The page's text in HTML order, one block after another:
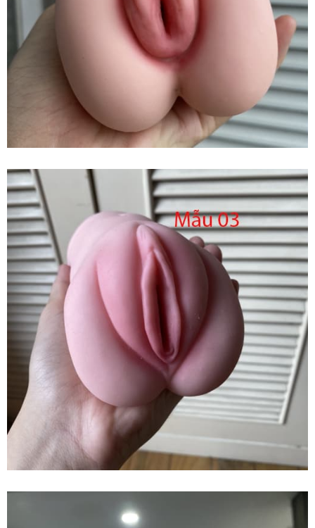
SHP1420
Đồ
Chơi
Tình
Dục
Nam
Giới
Tăng
Phê
Max
Kích
Thích
SHP1420
Đồ